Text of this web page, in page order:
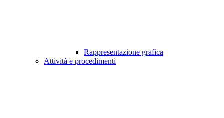
Rappresentazione grafica
Attività e procedimenti